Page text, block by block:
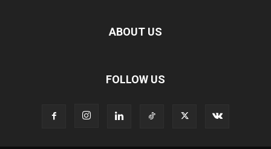
ABOUT US
FOLLOW US